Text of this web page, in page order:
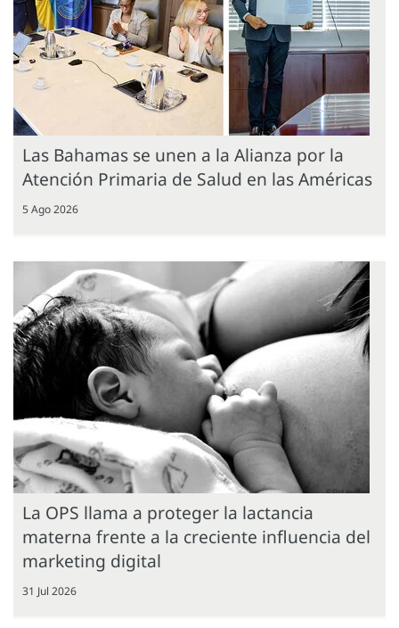
Las Bahamas se unen a la Alianza por la
Atención Primaria de Salud en las Américas
5 Ago 2026
La OPS llama a proteger la lactancia
materna frente a la creciente influencia del
marketing digital
31 Jul 2026